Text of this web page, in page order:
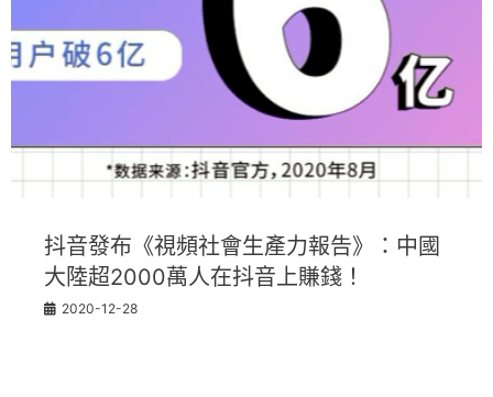
抖音發布《視頻社會生產力報告》：中國
大陸超2000萬人在抖音上賺錢！
2020-12-28